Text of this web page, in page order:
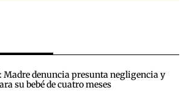
Madre denuncia presunta negligencia y
su bebé de cuatro meses